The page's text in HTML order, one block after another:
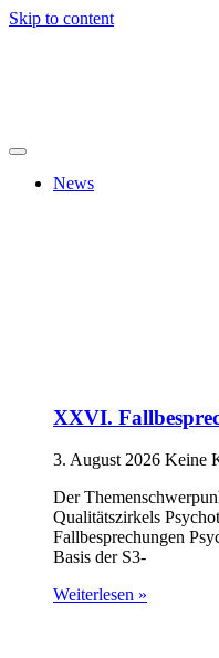
Skip to content
News
XXVI.
3. August 2026 Keine
Der
Qualitätszirkels
Fallbesprechungen
Basis der S3-
Weiterlesen »